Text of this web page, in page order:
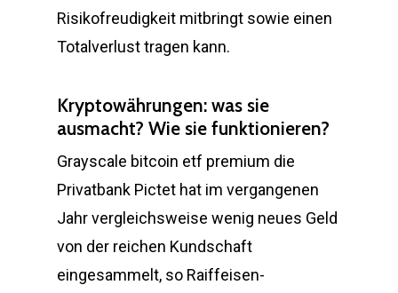
Risikofreudigkeit mitbringt sowie einen
Totalverlust tragen kann.
Kryptowährungen: was sie
ausmacht? Wie sie funktionieren?
Grayscale bitcoin etf premium die
Privatbank Pictet hat im vergangenen
Jahr vergleichsweise wenig neues Geld
von der reichen Kundschaft
eingesammelt, so Raiffeisen-